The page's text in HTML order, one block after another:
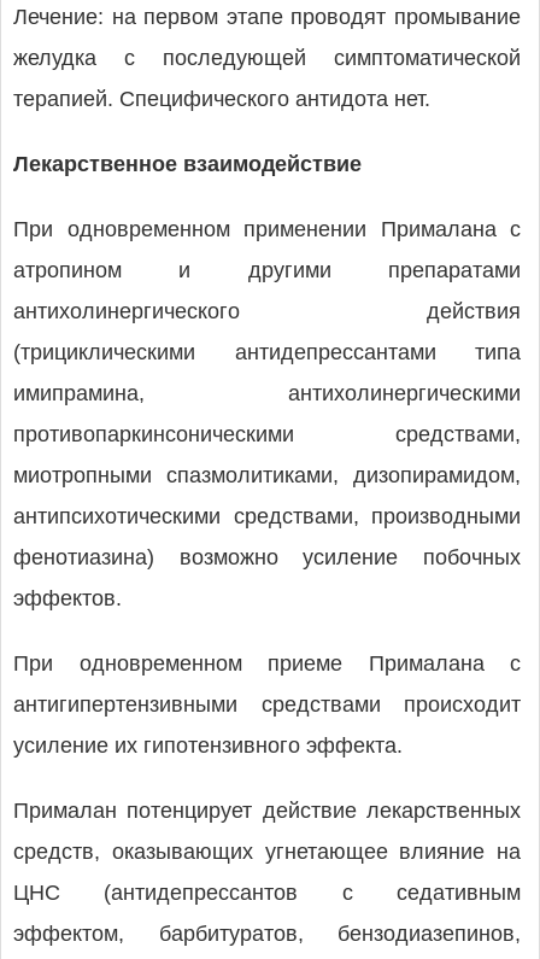
Лечение: на первом этапе проводят промывание
желудка с последующей симптоматической
терапией. Специфического антидота нет.
Лекарственное взаимодействие
При одновременном применении Прималана с
атропином и другими препаратами
антихолинергического действия
(трициклическими антидепрессантами типа
имипрамина, антихолинергическими
противопаркинсоническими средствами,
миотропными спазмолитиками, дизопирамидом,
антипсихотическими средствами, производными
фенотиазина) возможно усиление побочных
эффектов.
При одновременном приеме Прималана с
антигипертензивными средствами происходит
усиление их гипотензивного эффекта.
Прималан потенцирует действие лекарственных
средств, оказывающих угнетающее влияние на
ЦНС (антидепрессантов с седативным
эффектом, барбитуратов, бензодиазепинов,